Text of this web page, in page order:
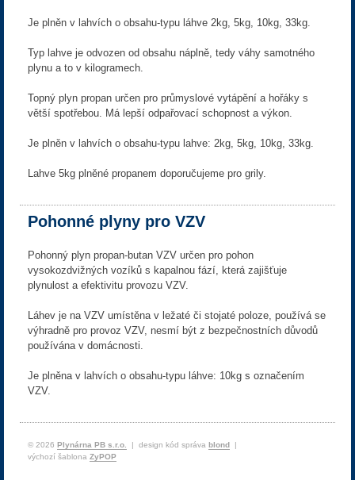
Je plněn v lahvích o obsahu-typu láhve 2kg, 5kg, 10kg, 33kg.
Typ lahve je odvozen od obsahu náplně, tedy váhy samotného
plynu a to v kilogramech.
Topný plyn propan určen pro průmyslové vytápění a hořáky s
větší spotřebou. Má lepší odpařovací schopnost a výkon.
Je plněn v lahvích o obsahu-typu lahve: 2kg, 5kg, 10kg, 33kg.
Lahve 5kg plněné propanem doporučujeme pro grily.
Pohonné plyny pro VZV
Pohonný plyn propan-butan VZV určen pro pohon
vysokozdvižných vozíků s kapalnou fází, která zajišťuje
plynulost a efektivitu provozu VZV.
Láhev je na VZV umístěna v ležaté či stojaté poloze, používá se
výhradně pro provoz VZV, nesmí být z bezpečnostních důvodů
používána v domácnosti.
Je plněna v lahvích o obsahu-typu láhve: 10kg s označením
VZV.
© 2026 Plynárna PB s.r.o. | design kód správa blond
výchozí šablona ZyPOP